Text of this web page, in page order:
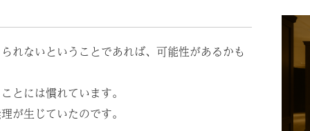
れないということであれば、可能性があるかも
とには慣れています。
が生じていたのです。